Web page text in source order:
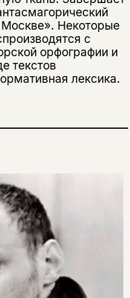
Некоторые
с
орфографии и
текстов
лексика.
рассылку